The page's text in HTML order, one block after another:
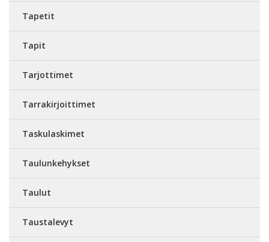
Tapetit
Tapit
Tarjottimet
Tarrakirjoittimet
Taskulaskimet
Taulunkehykset
Taulut
Taustalevyt